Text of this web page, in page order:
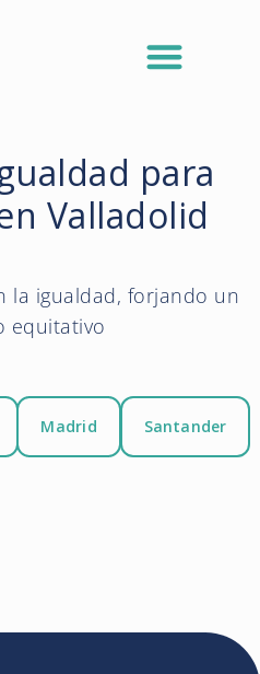
para
Valladolid
la igualdad, forjando un
equitativo
Madrid Santander